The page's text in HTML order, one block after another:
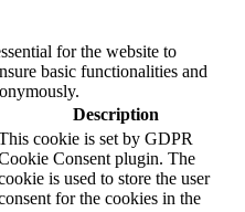
for the website to
basic functionalities and
Description
cookie is set by GDPR
Consent plugin. The
is used to store the user
for the cookies in the